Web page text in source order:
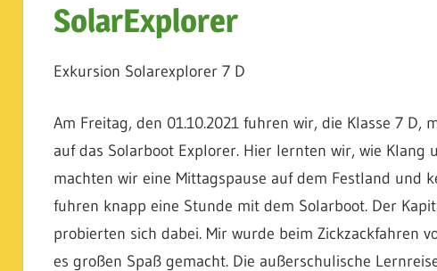
SolarExplorer
Exkursion Solarexplorer 7 D
Am Freitag, den 01.10.2021 fuhren wir, die Klasse 7
auf das Solarboot Explorer. Hier lernten wir, wie
machten wir eine Mittagspause auf dem Festland und
fuhren knapp eine Stunde mit dem Solarboot. Der
probierten sich dabei. Mir wurde beim Zickzackfahren
es großen Spaß gemacht. Die außerschulische